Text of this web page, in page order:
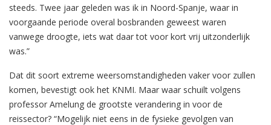
steeds. Twee jaar geleden was ik in Noord-Spanje, waar in
voorgaande periode overal bosbranden geweest waren
vanwege droogte, iets wat daar tot voor kort vrij uitzonderlijk
was.”
Dat dit soort extreme weersomstandigheden vaker voor zullen
komen, bevestigt ook het KNMI. Maar waar schuilt volgens
professor Amelung de grootste verandering in voor de
reissector? “Mogelijk niet eens in de fysieke gevolgen van